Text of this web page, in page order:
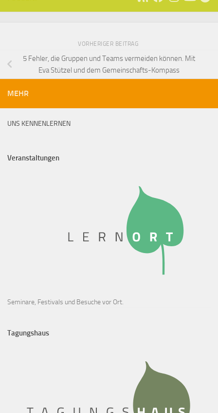
VORHERIGER BEITRAG
5 Fehler, die Gruppen und Teams vermeiden können. Mit
Eva Stützel und dem Gemeinschafts-Kompass
MEHR
UNS KENNENLERNEN
Veranstaltungen
Seminare, Festivals und Besuche vor Ort.
Tagungshaus